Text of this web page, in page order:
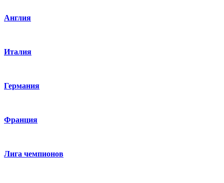
Англия
Италия
Германия
Франция
Лига чемпионов